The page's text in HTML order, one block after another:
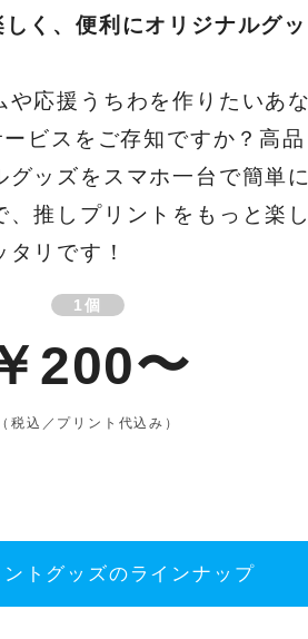
く、便利にオリジナルグッ
や応援うちわを作りたいあ
ビスをご存知ですか？高品
グッズをスマホ一台で簡単
、推しプリントをもっと楽
リです！
1個
200〜
（税込／プリント代込み）
トグッズのラインナップ